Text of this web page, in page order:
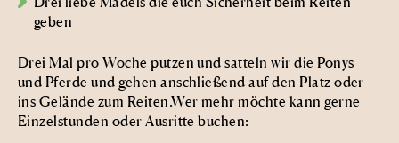
geben
Drei Mal pro Woche putzen und satteln wir die Ponys
und Pferde und gehen anschließend auf den Platz oder
ins Gelände zum Reiten.Wer mehr möchte kann gerne
Einzelstunden oder Ausritte buchen: